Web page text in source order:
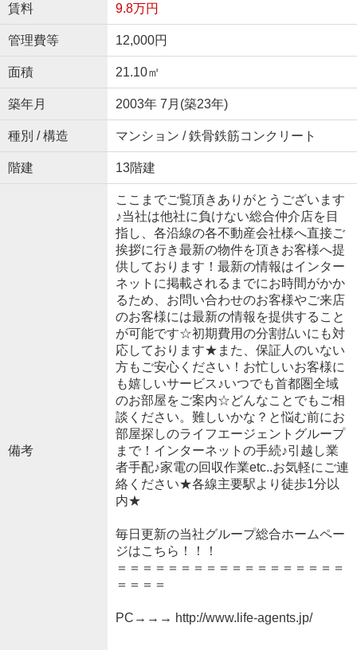
賃料 9.8万円
管理費等 12,000円
面積 21.10㎡
築年月 2003年 7月(築23年)
種別 / 構造 マンション / 鉄骨鉄筋コンクリート
階建 13階建
備考
ここまでご覧頂きありがとうございます
♪当社は他社に負けない総合仲介店を目
指し、各沿線の各不動産会社様へ直接ご
挨拶に行き最新の物件を頂きお客様へ提
供しております！最新の情報はインター
ネットに掲載されるまでにお時間がかか
るため、お問い合わせのお客様やご来店
のお客様には最新の情報を提供すること
が可能です☆初期費用の分割払いにも対
応しております★また、保証人のいない
方もご安心ください！お忙しいお客様に
も嬉しいサービス♪いつでも首都圏全域
のお部屋をご案内☆どんなことでもご相
談ください。難しいかな？と悩む前にお
部屋探しのライフエージェントグループ
まで！インターネットの手続♪引越し業
者手配♪家電の回収作業etc..お気軽にご連
絡ください★各線主要駅より徒歩1分以
内★
毎日更新の当社グループ総合ホームペー
ジはこちら！！！
＝＝＝＝＝＝＝＝＝＝＝＝＝＝＝＝＝＝
＝＝＝＝
PC→→→ http://www.life-agents.jp/